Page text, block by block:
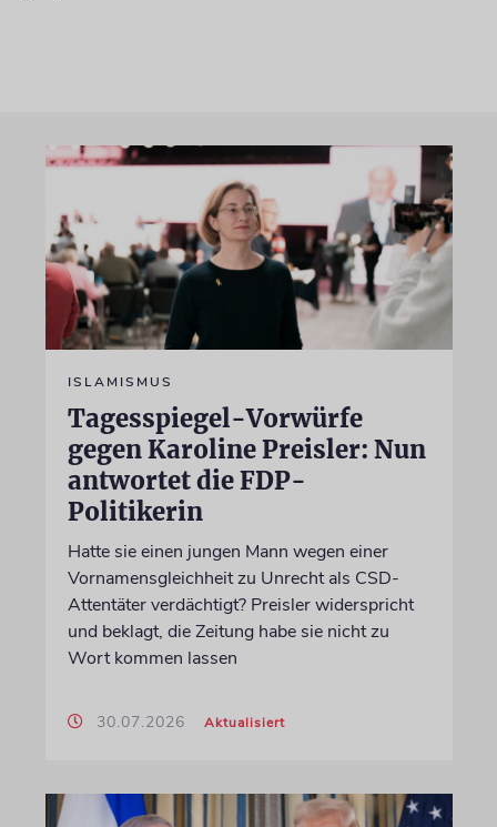
ISLAMISMUS
Tagesspiegel-Vorwürfe
gegen Karoline Preisler: Nun
antwortet die FDP-
Politikerin
Hatte sie einen jungen Mann wegen einer
Vornamensgleichheit zu Unrecht als CSD-
Attentäter verdächtigt? Preisler widerspricht
und beklagt, die Zeitung habe sie nicht zu
Wort kommen lassen
30.07.2026 Aktualisiert